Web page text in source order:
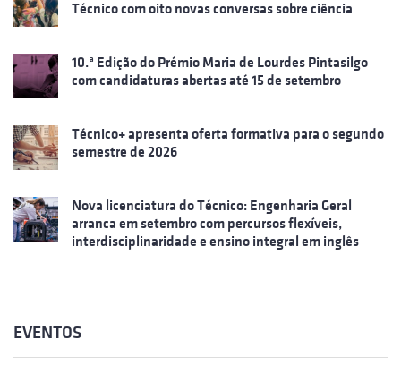
Técnico com oito novas conversas sobre ciência
10.ª Edição do Prémio Maria de Lourdes Pintasilgo
com candidaturas abertas até 15 de setembro
Técnico+ apresenta oferta formativa para o segundo
semestre de 2026
Nova licenciatura do Técnico: Engenharia Geral
arranca em setembro com percursos flexíveis,
interdisciplinaridade e ensino integral em inglês
EVENTOS